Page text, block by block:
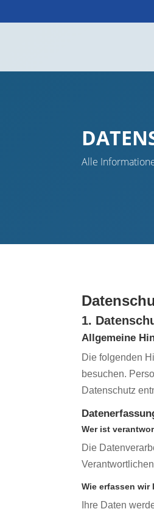
Alle
1.
Allgemeine
Die folgenden
besuchen.
Datenschutz
Wer ist
Die
Wie erfassen wir
Ihre Daten